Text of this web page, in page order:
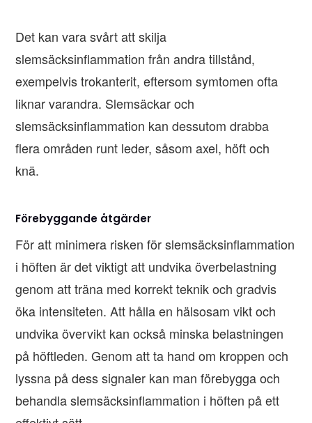
Det kan vara svårt att skilja
slemsäcksinflammation från andra tillstånd,
exempelvis trokanterit, eftersom symtomen ofta
liknar varandra. Slemsäckar och
slemsäcksinflammation kan dessutom drabba
flera områden runt leder, såsom axel, höft och
knä.
Förebyggande åtgärder
För att minimera risken för slemsäcksinflammation
i höften är det viktigt att undvika överbelastning
genom att träna med korrekt teknik och gradvis
öka intensiteten. Att hålla en hälsosam vikt och
undvika övervikt kan också minska belastningen
på höftleden. Genom att ta hand om kroppen och
lyssna på dess signaler kan man förebygga och
behandla slemsäcksinflammation i höften på ett